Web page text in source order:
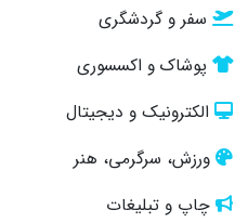
سفر و گردشگری
پوشاک و اکسسوری
الکترونیک و دیجیتال
ورزش، سرگرمی، هنر
چاپ و تبلیغات